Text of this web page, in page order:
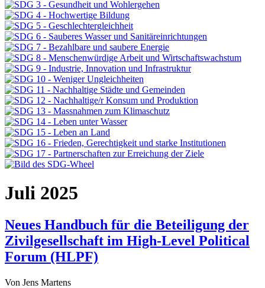
Juli 2025
Neues Handbuch für die Beteiligung der
Zivilgesellschaft im High-Level Political
Forum (HLPF)
Von Jens Martens